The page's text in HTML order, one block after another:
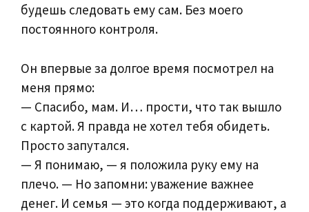
будешь следовать ему сам. Без моего
постоянного контроля.
Он впервые за долгое время посмотрел на
меня прямо:
— Спасибо, мам. И… прости, что так вышло
с картой. Я правда не хотел тебя обидеть.
Просто запутался.
— Я понимаю, — я положила руку ему на
плечо. — Но запомни: уважение важнее
денег. И семья — это когда поддерживают, а